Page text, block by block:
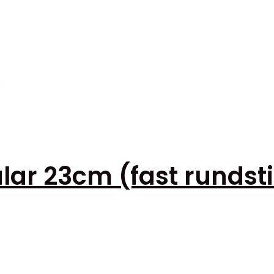
23cm (fast